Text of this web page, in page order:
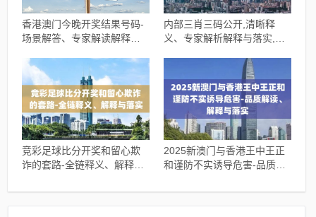
香港澳门今晚开奖结果号码-
场景解答、专家解读解释与
内部三肖三码公开,清晰释
义、专家解析解释与落实​,抵
竞彩足球比分开奖和留心欺
诈的套路-全链释义、解释与
2025新澳门与香港王中王正
和谨防不实诱导危害-品质解